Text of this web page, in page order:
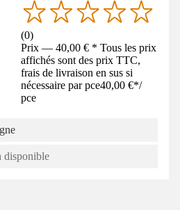
(0)
Prix — 40,00 € * Tous les prix
affichés sont des prix TTC,
frais de livraison en sus si
nécessaire par pce40,00 €*/
pce
disponible